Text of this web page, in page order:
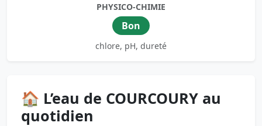
PHYSICO-CHIMIE
Bon
chlore, pH, dureté
🏠 L’eau de COURCOURY au
quotidien